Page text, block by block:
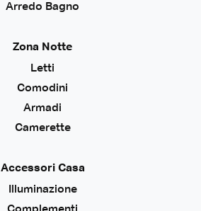
Arredo Bagno
Zona Notte
Letti
Comodini
Armadi
Camerette
Accessori Casa
Illuminazione